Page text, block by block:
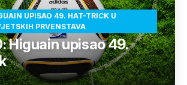
UPISAO 49. HAT-TRICK U
PRVENSTAVA
Higuain upisao 49.